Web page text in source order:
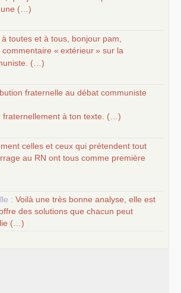
une (…)
toutes et à tous, bonjour pam,
« extérieur» sur la
(…)
fraternelle au débat communiste
fraternellement à ton texte. (…)
celles et ceux qui prétendent tout
au RN ont tous comme première
: Voilà une très bonne analyse, elle est
des solutions que chacun peut
(…)